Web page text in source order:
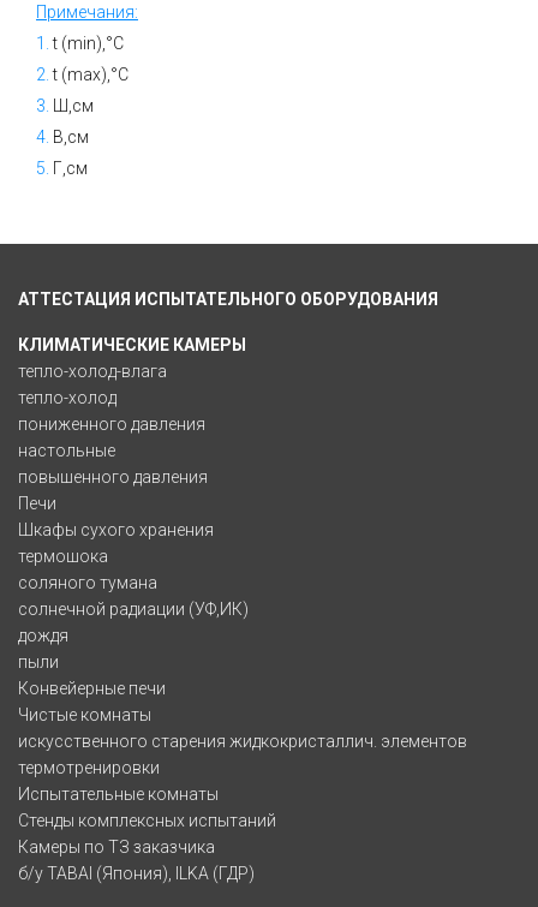
Примечания:
1. t (min),°C
2. t (max),°C
3.
Ш,см
4. В,см
5. Г,см
АТТЕСТАЦИЯ ИСПЫТАТЕЛЬНОГО ОБОРУДОВАНИЯ
КЛИМАТИЧЕСКИЕ КАМЕРЫ
тепло-холод-влага
тепло-холод
пониженного давления
настольные
повышенного давления
Печи
Шкафы сухого хранения
термошока
соляного тумана
солнечной радиации (УФ,ИК)
дождя
пыли
Конвейерные печи
Чистые комнаты
искусственного старения жидкокристаллич. элементов
термотренировки
Испытательные комнаты
Стенды комплексных испытаний
Камеры по ТЗ заказчика
б/у TABAI (Япония), ILKA (ГДР)